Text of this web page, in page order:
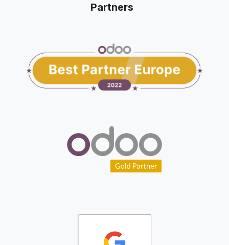
Partners